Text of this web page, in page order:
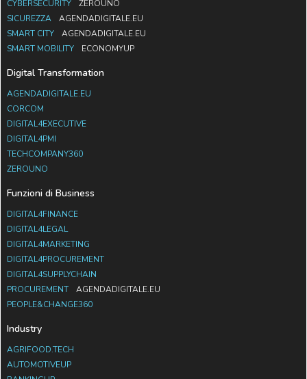
CYBERSECURITY
ZEROUNO
SICUREZZA
AGENDADIGITALE.EU
SMART CITY
AGENDADIGITALE.EU
SMART MOBILITY
ECONOMYUP
Digital Transformation
AGENDADIGITALE.EU
CORCOM
DIGITAL4EXECUTIVE
DIGITAL4PMI
TECHCOMPANY360
ZEROUNO
Funzioni di Business
DIGITAL4FINANCE
DIGITAL4LEGAL
DIGITAL4MARKETING
DIGITAL4PROCUREMENT
DIGITAL4SUPPLYCHAIN
PROCUREMENT
AGENDADIGITALE.EU
PEOPLE&CHANGE360
Industry
AGRIFOOD.TECH
AUTOMOTIVEUP